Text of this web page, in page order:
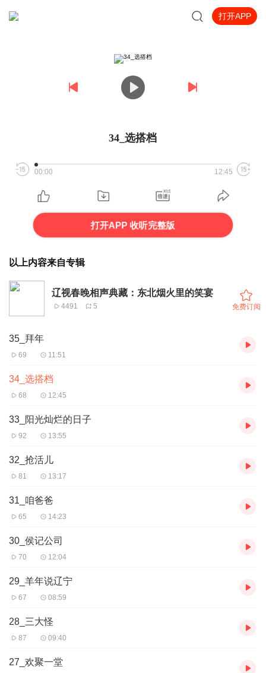
打开APP
34_选搭档
00:00 12:45
打开APP 收听完整版
以上内容来自专辑
辽视春晚相声典藏：东北烟火里的笑宴
4491 5 免费订阅
35_拜年
69 11:51
34_选搭档
68 12:45
33_阳光灿烂的日子
92 13:55
32_抢活儿
81 13:17
31_咱爸爸
65 14:23
30_侯记公司
70 12:04
29_羊年说辽宁
67 08:59
28_三大怪
87 09:40
27_欢聚一堂